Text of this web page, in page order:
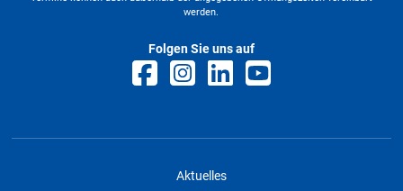
werden.
Folgen Sie uns auf
Aktuelles